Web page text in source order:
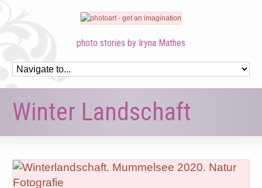
photo stories by Iryna Mathes
Winter Landschaft